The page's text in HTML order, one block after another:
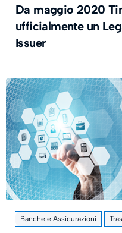
Da maggio 2020
ufficialmente un
Issuer
Banche e Assicurazioni